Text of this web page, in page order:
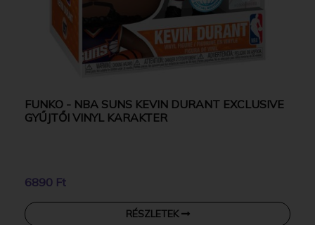
FUNKO - NBA SUNS KEVIN DURANT EXCLUSIVE
GYŰJTŐI VINYL KARAKTER
6890 Ft
RÉSZLETEK